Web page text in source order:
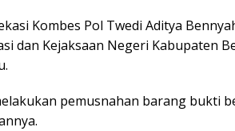
Kombes Pol Twedi Aditya
dan Kejaksaan Negeri Kabupaten
pemusnahan barang bukti